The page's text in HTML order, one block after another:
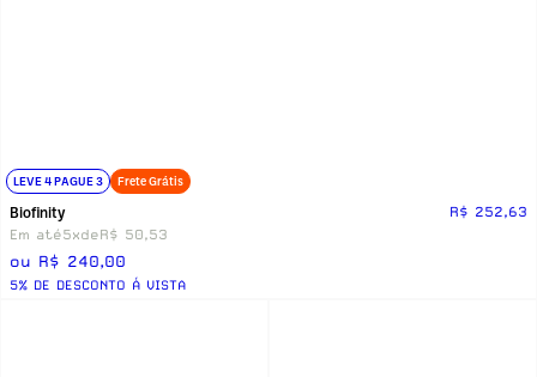
LEVE 4 PAGUE 3 Frete Grátis
Biofinity
R$ 252,63
Em até5xdeR$ 50,53
ou R$ 240,00
5% DE DESCONTO Á VISTA